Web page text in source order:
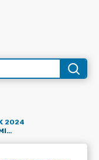
2024
ZARZĄDZENIE NR 5/Z/2024 WÓJTA GMINY MALANÓW Z DNIA 11 CZERWCA 2024 ROKU W SPRAWIE POWOŁANIA KOMISJI KONKURSOWEJ W CELU OCENY OFERT NA DOFINANSOWANIE ROZWOJU SPORTU NA TERENIE GMINY MALANÓW W 2024 ROKU.